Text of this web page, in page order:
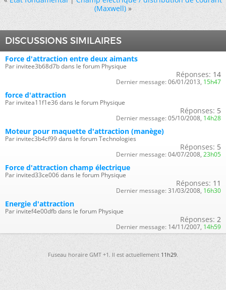
(Maxwell) »
DISCUSSIONS SIMILAIRES
Force d'attraction entre deux aimants
Par invitee3b68d7b dans le forum Physique
Réponses: 14
Dernier message: 06/01/2013, 15h47
force d'attraction
Par invitea11f1e36 dans le forum Physique
Réponses: 5
Dernier message: 05/10/2008, 14h28
Moteur pour maquette d'attraction (manège)
Par invitec3b4cf99 dans le forum Technologies
Réponses: 5
Dernier message: 04/07/2008, 23h05
Force d'attraction champ électrique
Par invited33ce006 dans le forum Physique
Réponses: 11
Dernier message: 31/03/2008, 16h30
Energie d'attraction
Par invitef4e00dfb dans le forum Physique
Réponses: 2
Dernier message: 14/11/2007, 14h59
Fuseau horaire GMT +1. Il est actuellement11h29.